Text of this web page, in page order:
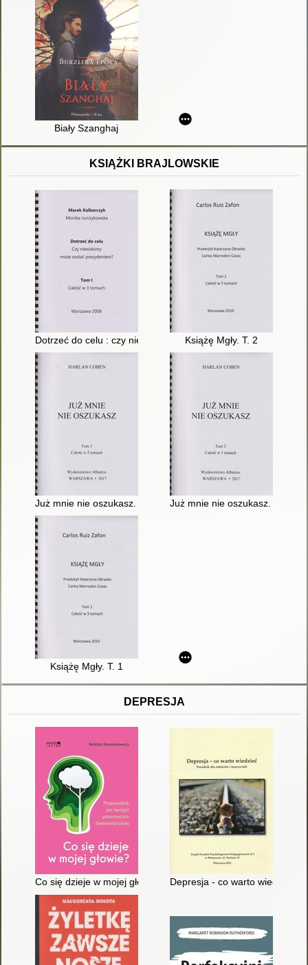
Biały Szanghaj
KSIĄŻKI BRAJLOWSKIE
Dotrzeć do celu : czy niewidomy może zostać prezydentem?.
Książę Mgły. T. 2
Już mnie nie oszukasz. T. 3 Już mnie nie oszukasz. T. 2
Książę Mgły. T. 1
DEPRESJA
Co się dzieje w mojej głowie? : przewodnik po terapii
Depresja - co warto wiedzieć :